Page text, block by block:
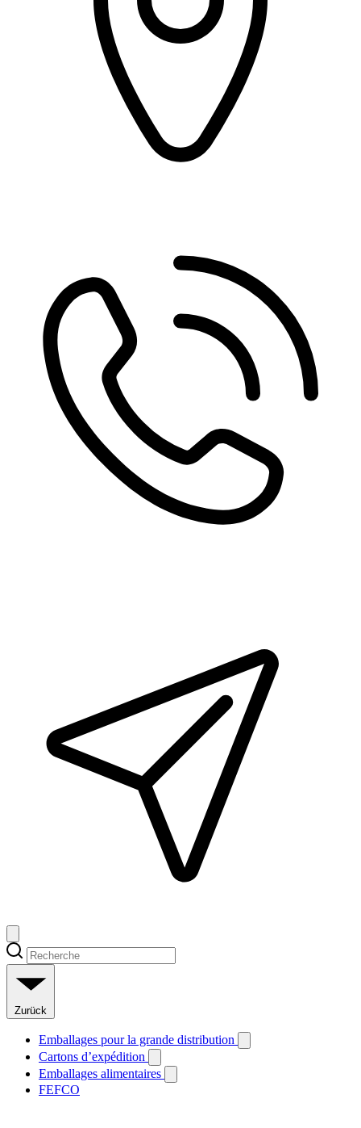
Zurück
Emballages pour la grande distribution
Cartons d’expédition
Emballages alimentaires
FEFCO